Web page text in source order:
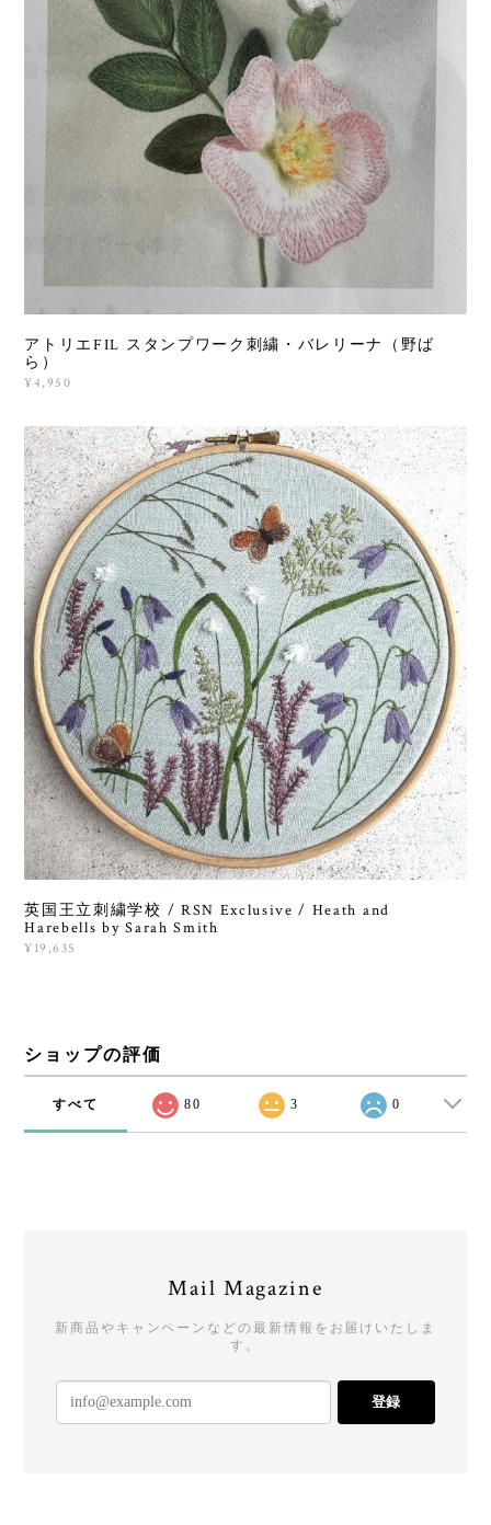
アトリエFIL スタンプワーク刺繍・バレリーナ（野ば
ら）
¥4,950
英国王立刺繍学校 / RSN Exclusive / Heath and
Harebells by Sarah Smith
¥19,635
ショップの評価
すべて 80 3 0
Mail Magazine
新商品やキャンペーンなどの最新情報をお届けいたしま
す。
登録